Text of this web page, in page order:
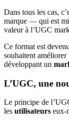
Dans tous les cas,
marque — qui est
valeur à l’UGC
Ce format est
souhaitent
développant un
L’UGC, une
Le principe de
les utilisateurs eux-